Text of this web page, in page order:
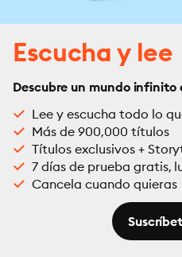
Escucha y lee
Descubre un mundo infinito
Lee y escucha todo lo
Más de 900,000 títulos
Títulos exclusivos +
7 días de prueba gratis,
Cancela cuando quieras